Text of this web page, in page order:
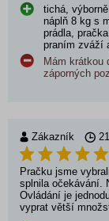
tichá,
náplň 8 kg s
prádla,
praním zváží
Mám krátkou
záporných
Zákazník
Pračku jsme
splnila očekávání.
Ovládání je
vyprat větší